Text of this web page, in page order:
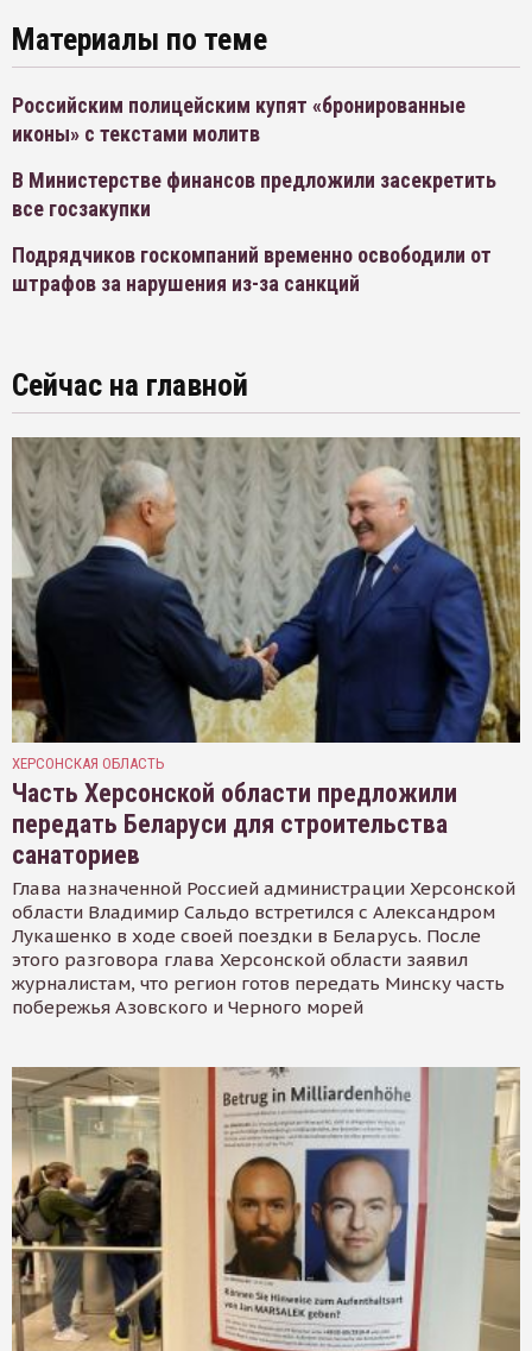
Материалы по теме
Российским полицейским купят «бронированные
иконы» с текстами молитв
В Министерстве финансов предложили засекретить
все госзакупки
Подрядчиков госкомпаний временно освободили от
штрафов за нарушения из-за санкций
Сейчас на главной
ХЕРСОНСКАЯ ОБЛАСТЬ
Часть Херсонской области предложили
передать Беларуси для строительства
санаториев
Глава назначенной Россией администрации Херсонской
области Владимир Сальдо встретился с Александром
Лукашенко в ходе своей поездки в Беларусь. После
этого разговора глава Херсонской области заявил
журналистам, что регион готов передать Минску часть
побережья Азовского и Черного морей